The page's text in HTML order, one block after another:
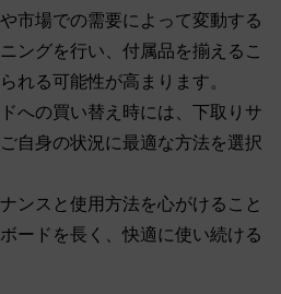
市場での需要によって変動する
ングを行い、付属品を揃えるこ
れる可能性が高まります。
への買い替え時には、下取りサ
自身の状況に最適な方法を選択
ンスと使用方法を心がけること
ードを長く、快適に使い続ける